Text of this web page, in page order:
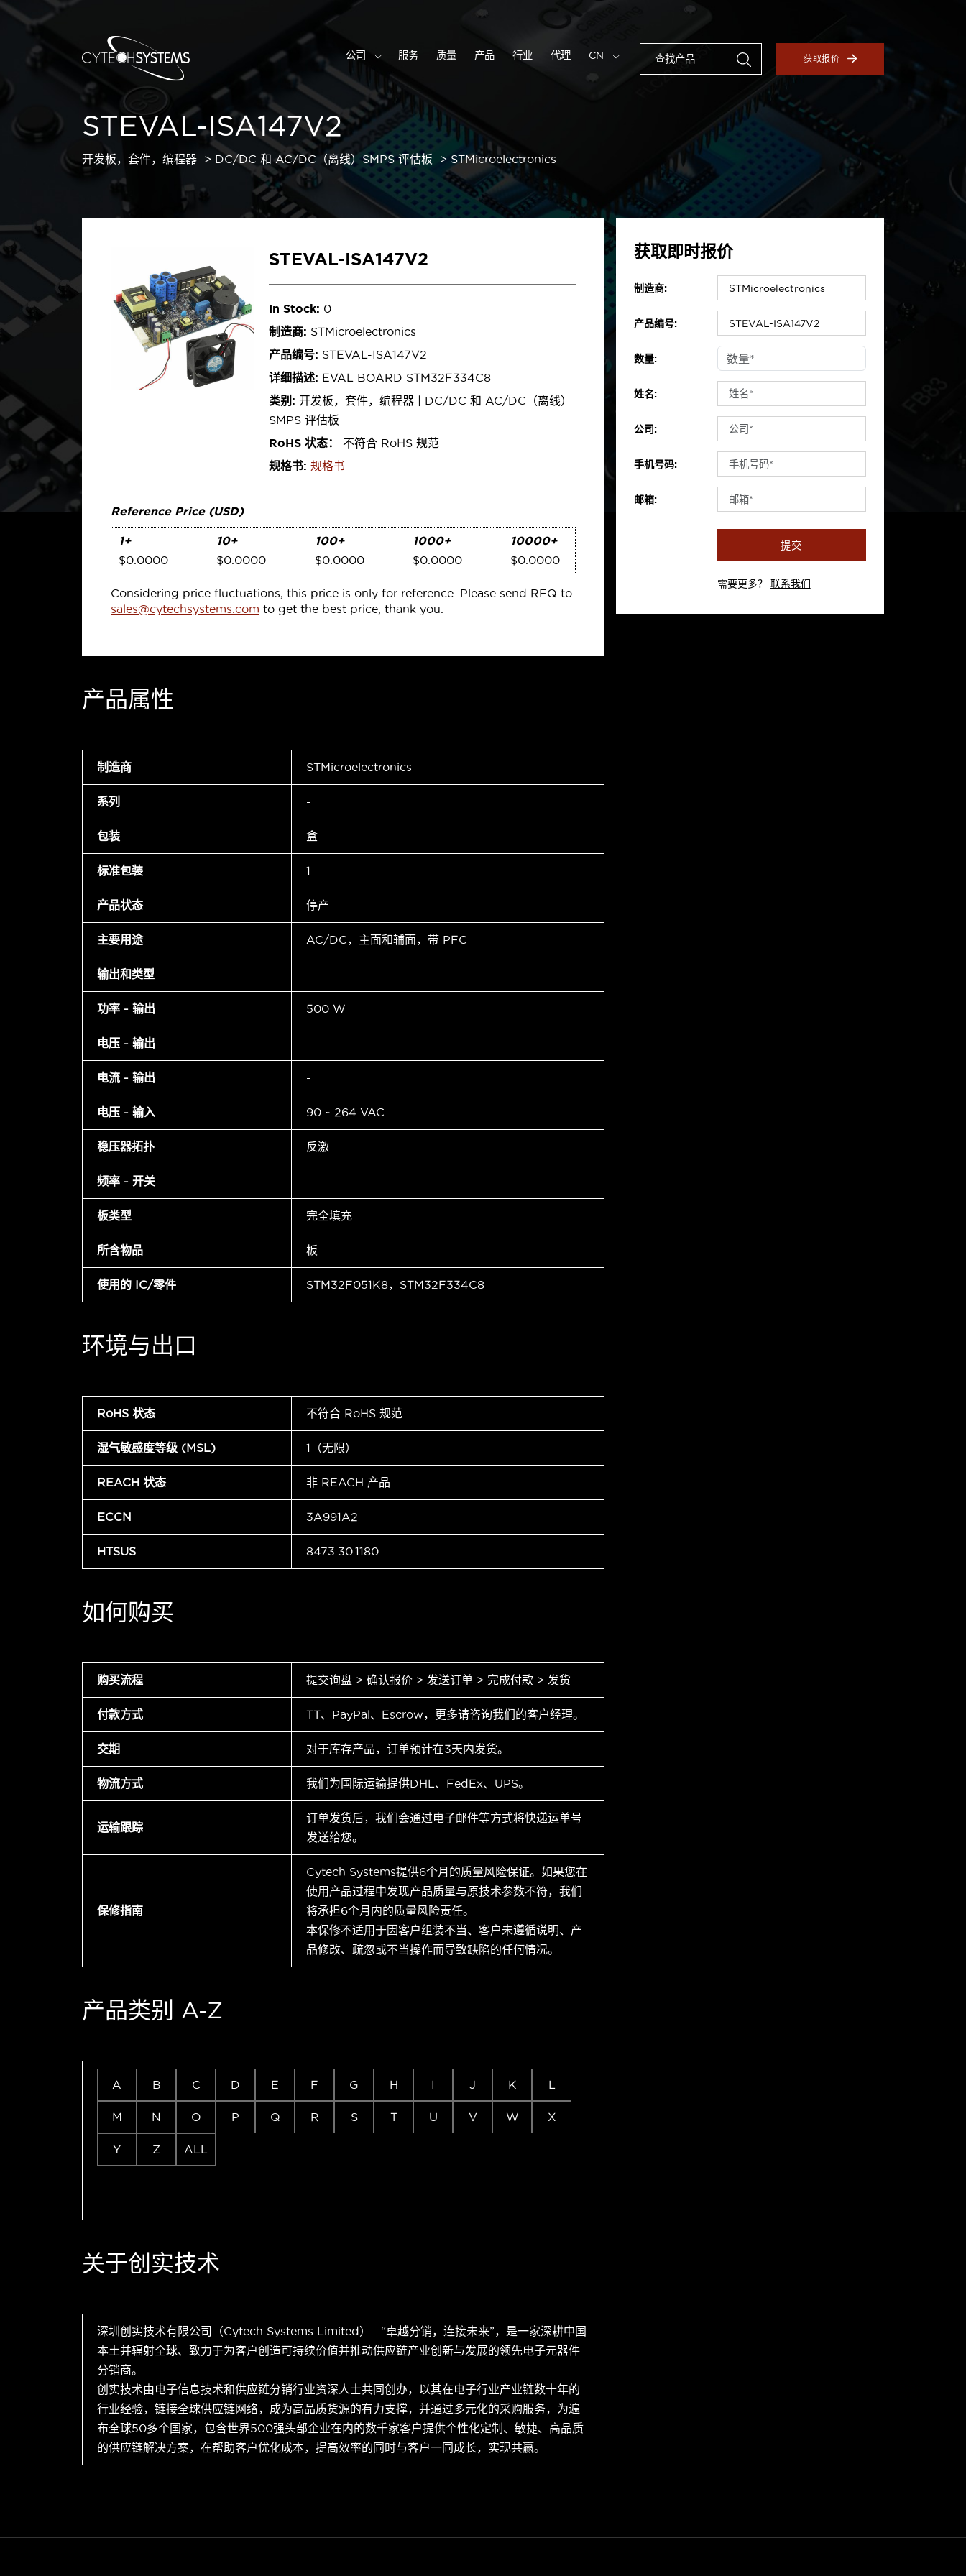
公司 服务 质量 产品 行业 代理 CN 获取报价
STEVAL-ISA147V2
开发板，套件，编程器 DC/DC 和 AC/DC（离线）SMPS 评估板 STMicroelectronics
STEVAL-ISA147V2
In Stock: 0
制造商: STMicroelectronics
产品编号: STEVAL-ISA147V2
详细描述: EVAL BOARD STM32F334C8
类别: 开发板，套件，编程器 | DC/DC 和 AC/DC（离线）
SMPS 评估板
RoHS 状态：
不符合 RoHS 规范
规格书: 规格书
Reference Price (USD)
1+
$0.0000
10+
$0.0000
100+
$0.0000
1000+
$0.0000
10000+
$0.0000
Considering price fluctuations, this price is only for reference. Please send RFQ to
sales@cytechsystems.com to get the best price, thank you.
产品属性
制造商 STMicroelectronics
系列 -
包装 盒
标准包装 1
产品状态 停产
主要用途 AC/DC，主面和辅面，带 PFC
输出和类型 -
功率 - 输出 500 W
电压 - 输出 -
电流 - 输出 -
电压 - 输入 90 ~ 264 VAC
稳压器拓扑 反激
频率 - 开关 -
板类型 完全填充
所含物品 板
使用的 IC/零件 STM32F051K8，STM32F334C8
环境与出口
RoHS 状态 不符合 RoHS 规范
湿气敏感度等级 (MSL) 1（无限）
REACH 状态 非 REACH 产品
ECCN 3A991A2
HTSUS 8473.30.1180
如何购买
购买流程 提交询盘 > 确认报价 > 发送订单 > 完成付款 > 发货
付款方式 TT、PayPal、Escrow，更多请咨询我们的客户经理。
交期 对于库存产品，订单预计在3天内发货。
物流方式 我们为国际运输提供DHL、FedEx、UPS。
运输跟踪
订单发货后，我们会通过电子邮件等方式将快递运单号
发送给您。
保修指南
Cytech Systems提供6个月的质量风险保证。如果您在
使用产品过程中发现产品质量与原技术参数不符，我们
将承担6个月内的质量风险责任。
本保修不适用于因客户组装不当、客户未遵循说明、产
品修改、疏忽或不当操作而导致缺陷的任何情况。
产品类别 A-Z
A B C D E F G H I J K L
M N O P Q R S T U V W X
Y Z ALL
关于创实技术
深圳创实技术有限公司（Cytech Systems Limited）--“卓越分销，连接未来”，是一家深耕中国
本土并辐射全球、致力于为客户创造可持续价值并推动供应链产业创新与发展的领先电子元器件
分销商。
创实技术由电子信息技术和供应链分销行业资深人士共同创办，以其在电子行业产业链数十年的
行业经验，链接全球供应链网络，成为高品质货源的有力支撑，并通过多元化的采购服务，为遍
布全球50多个国家，包含世界500强头部企业在内的数千家客户提供个性化定制、敏捷、高品质
的供应链解决方案，在帮助客户优化成本，提高效率的同时与客户一同成长，实现共赢。
获取即时报价
制造商:
产品编号:
数量:
姓名:
公司:
手机号码:
邮箱:
提交
需要更多？ 联系我们